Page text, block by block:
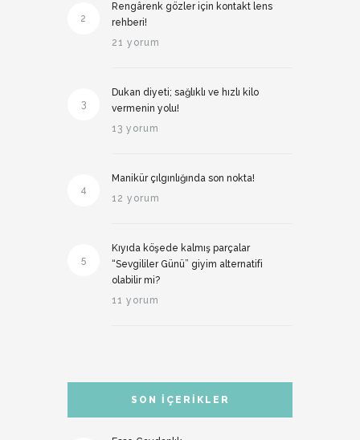
2
Rengârenk gözler için kontakt lens
rehberi!
21 yorum
3
Dukan diyeti; sağlıklı ve hızlı kilo
vermenin yolu!
13 yorum
4
Manikür çılgınlığında son nokta!
12 yorum
5
Kıyıda köşede kalmış parçalar
“Sevgililer Günü” giyim alternatifi
olabilir mi?
11 yorum
SON İÇERIKLER